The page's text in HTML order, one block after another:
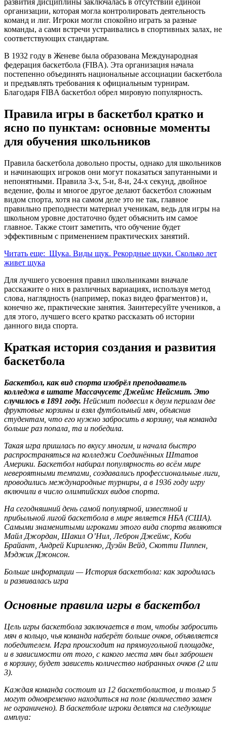
развития дисциплины заключалась в отсутствии единой
организации, которая могла контролировать деятельность
команд и лиг. Игроки могли спокойно играть за разные
команды, а сами встречи устраивались в спортивных залах, не
соответствующих стандартам.
В 1932 году в Женеве была образована Международная
федерация баскетбола (FIBA). Эта организация начала
постепенно объединять национальные ассоциации баскетбола
и предъявлять требования к официальным турнирам.
Благодаря FIBA баскетбол обрел мировую популярность.
Правила игры в баскетбол кратко и
ясно по пунктам: основные моменты
для обучения школьников
Правила баскетбола довольно просты, однако для школьников
и начинающих игроков они могут показаться запутанными и
непонятными. Правила 3-х, 5-и, 8-и, 24-х секунд, двойное
ведение, фолы и многое другое делают баскетбол сложным
видом спорта, хотя на самом деле это не так, главное
правильно преподнести материал ученикам, ведь для игры на
школьном уровне достаточно будет объяснить им самое
главное. Также стоит заметить, что обучение будет
эффективным с применением практических занятий.
Читать еще: Щука. Виды щук. Рекордные щуки. Сколько лет
живет щука
Для лучшего усвоения правил школьниками вначале
расскажите о них в различных вариациях, используя метод
слова, наглядность (например, показ видео фрагментов) и,
конечно же, практические занятия. Заинтересуйте учеников, а
для этого, лучшего всего кратко рассказать об истории
данного вида спорта.
Краткая история создания и развития
баскетбола
Баскетбол, как вид спорта изобрёл преподаватель
колледжа в штате Массачусетс Джеймс Нейсмит. Это
случилось в 1891 году. Нейсмит подвесил к двум перилам две
фруктовые корзины и взял футбольный мяч, объяснив
студентам, что его нужно забросить в корзину, чья команда
больше раз попала, та и победила.
Такая игра пришлась по вкусу многим, и начала быстро
распространяться на колледжи Соединённых Штатов
Америки. Баскетбол набирал популярность во всём мире
невероятными темпами, создавались профессиональные лиги,
проводились международные турниры, а в 1936 году игру
включили в число олимпийских видов спорта.
На сегодняшний день самой популярной, известной и
прибыльной лигой баскетбола в мире является НБА (США).
Самыми знаменитыми игроками этого вида спорта являются
Майл Джордан, Шакил О’Нил, Леброн Джеймс, Коби
Брайант, Андрей Кириленко, Дуэйн Вейд, Скотти Пиппен,
Мэджик Джонсон.
Больше информации — История баскетбола: как зародилась
и развивалась игра
Основные правила игры в баскетбол
Цель игры баскетбола заключается в том, чтобы забросить
мяч в кольцо, чья команда наберёт больше очков, объявляется
победителем. Игра происходит на прямоугольной площадке,
и в зависимости от того, с какого места мяч был заброшен
в корзину, будет зависеть количество набранных очков (2 или
3).
Каждая команда состоит из 12 баскетболистов, и только 5
могут одновременно находиться на поле (количество замен
не ограничено). В баскетболе игроки делятся на следующие
амплуа: